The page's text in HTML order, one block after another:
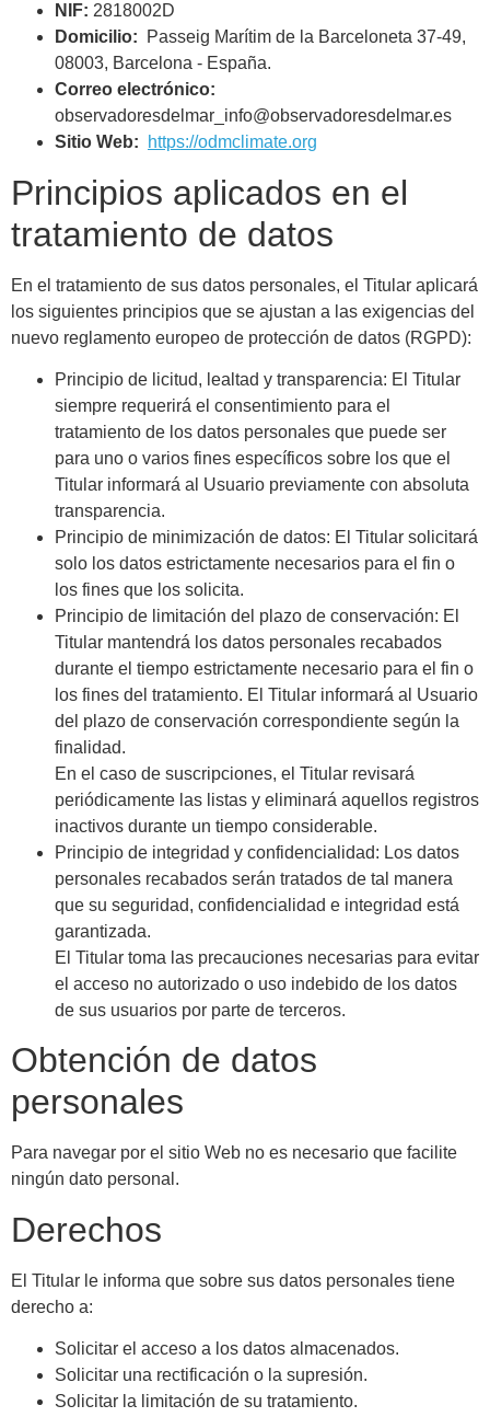
NIF: 2818002D
Domicilio: Passeig Marítim de la Barceloneta 37-49,
08003, Barcelona - España.
Correo electrónico:
observadoresdelmar_info@observadoresdelmar.es
Sitio Web:
https://odmclimate.org
Principios aplicados en el
tratamiento de datos
En el tratamiento de sus datos personales, el Titular aplicará
los siguientes principios que se ajustan a las exigencias del
nuevo reglamento europeo de protección de datos (RGPD):
Principio de licitud, lealtad y transparencia: El Titular
siempre requerirá el consentimiento para el
tratamiento de los datos personales que puede ser
para uno o varios fines específicos sobre los que el
Titular informará al Usuario previamente con absoluta
transparencia.
Principio de minimización de datos: El Titular solicitará
solo los datos estrictamente necesarios para el fin o
los fines que los solicita.
Principio de limitación del plazo de conservación: El
Titular mantendrá los datos personales recabados
durante el tiempo estrictamente necesario para el fin o
los fines del tratamiento. El Titular informará al Usuario
del plazo de conservación correspondiente según la
finalidad.
En el caso de suscripciones, el Titular revisará
periódicamente las listas y eliminará aquellos registros
inactivos durante un tiempo considerable.
Principio de integridad y confidencialidad: Los datos
personales recabados serán tratados de tal manera
que su seguridad, confidencialidad e integridad está
garantizada.
El Titular toma las precauciones necesarias para evitar
el acceso no autorizado o uso indebido de los datos
de sus usuarios por parte de terceros.
Obtención de datos
personales
Para navegar por el sitio Web no es necesario que facilite
ningún dato personal.
Derechos
El Titular le informa que sobre sus datos personales tiene
derecho a:
Solicitar el acceso a los datos almacenados.
Solicitar una rectificación o la supresión.
Solicitar la limitación de su tratamiento.